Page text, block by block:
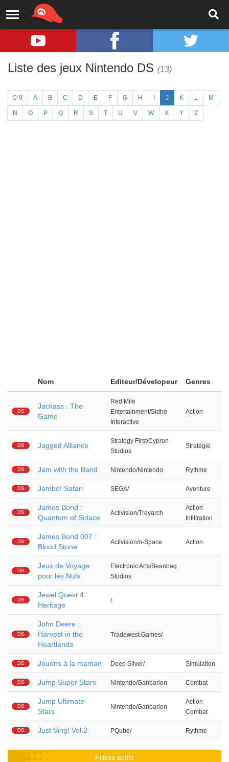
Liste des jeux Nintendo DS (13)
0-9 A B C D E F G H J K L M
N O P Q R S T U V W X Y Z
Nom Editeur/Dévelopeur Genres
DS
Jackass : The
Game
Red Mile
Entertainment/Sidhe
Interactive
Action
DS Jagged Alliance
Strategy First/Cypron
Studios
Stratégie
DS Jam with the Band Nintendo/Nintendo Rythme
DS Jambo! Safari SEGA/ Aventure
DS
James Bond :
Quantum of Solace
Activision/Treyarch
Action
Infiltration
DS
James Bond 007 :
Blood Stone
Activision/n-Space Action
DS
Jeux de Voyage
pour les Nuls
Electronic Arts/Beanbag
Studios
DS
Jewel Quest 4
Heritage
/
DS
John Deere :
Harvest in the
Heartlands
Tradewest Games/
DS Jouons à la maman Deep Silver/ Simulation
DS Jump Super Stars Nintendo/Ganbarion Combat
DS
Jump Ultimate
Stars
Nintendo/Ganbarion
Action
Combat
DS Just Sing! Vol.2 PQube/ Rythme
Filtres actifs